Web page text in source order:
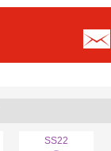
SS22